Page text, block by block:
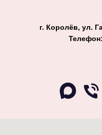
г. Королёв, ул.